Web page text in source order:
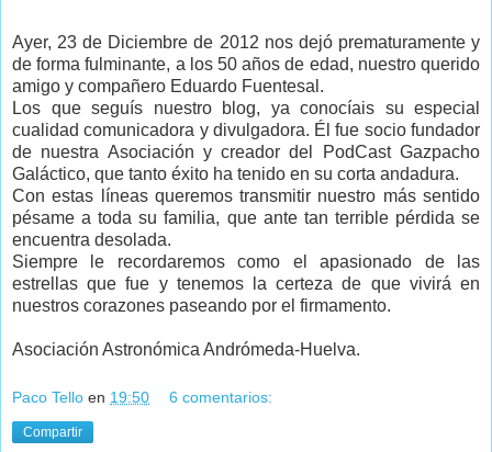
Ayer, 23 de Diciembre de 2012 nos dejó prematuramente y
de forma fulminante, a los 50 años de edad, nuestro querido
amigo y compañero Eduardo Fuentesal.
Los que seguís nuestro blog, ya conocíais su especial
cualidad comunicadora y divulgadora. Él fue socio fundador
de nuestra Asociación y creador del PodCast Gazpacho
Galáctico, que tanto éxito ha tenido en su corta andadura.
Con estas líneas queremos transmitir nuestro más sentido
pésame a toda su familia, que ante tan terrible pérdida se
encuentra desolada.
Siempre le recordaremos como el apasionado de las
estrellas que fue y tenemos la certeza de que vivirá en
nuestros corazones paseando por el firmamento.
Asociación Astronómica Andrómeda-Huelva.
Paco Tello en 19:50 6 comentarios:
Compartir